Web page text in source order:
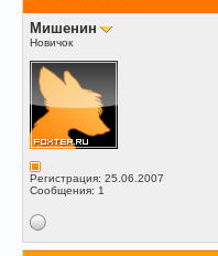
Мишенин
Новичок
Регистрация: 25.06.2007
Сообщения: 1